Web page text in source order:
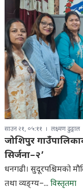
साउन २१, ०५:११ लक्ष्मण ढुङ्गाल
जोशिपुर
सिर्जना–२’
धनगढी। सुदूरपश्चिमको
तथा व्यङ्ग्य–... विस्तृतमा